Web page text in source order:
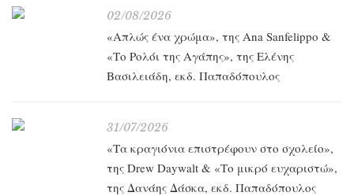
02/08/2026
«Απλώς ένα χρώμα», της Ana Sanfelippo &
«Το Ρολόι της Αγάπης», της Ελένης
Βασιλειάδη, εκδ. Παπαδόπουλος
31/07/2026
«Τα κραγιόνια επιστρέφουν στο σχολείο»,
της Drew Daywalt & «Το μικρό ευχαριστώ»,
της Δανάης Δάσκα, εκδ. Παπαδόπουλος